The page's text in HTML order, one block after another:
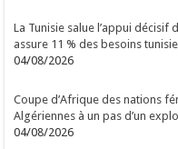
La Tunisie salue l’appui décisif
assure 11 % des besoins
04/08/2026
Coupe d’Afrique des nations
Algériennes à un pas d’un
04/08/2026